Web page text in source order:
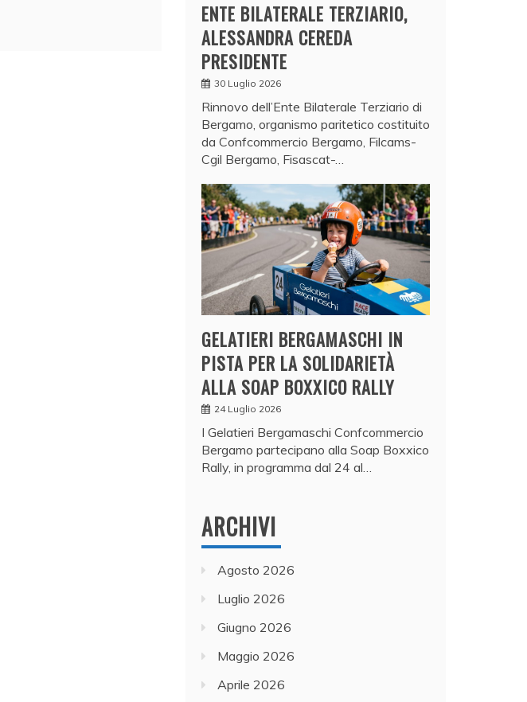
ENTE BILATERALE TERZIARIO,
ALESSANDRA CEREDA
PRESIDENTE
30 Luglio 2026
Rinnovo dell’Ente Bilaterale Terziario di
Bergamo, organismo paritetico costituito
da Confcommercio Bergamo, Filcams-
Cgil Bergamo, Fisascat-…
GELATIERI BERGAMASCHI IN
PISTA PER LA SOLIDARIETÀ
ALLA SOAP BOXXICO RALLY
24 Luglio 2026
I Gelatieri Bergamaschi Confcommercio
Bergamo partecipano alla Soap Boxxico
Rally, in programma dal 24 al…
ARCHIVI
Agosto 2026
Luglio 2026
Giugno 2026
Maggio 2026
Aprile 2026